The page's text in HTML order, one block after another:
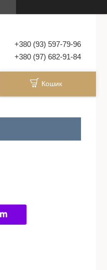
+380 (93) 597-79-96
+380 (97) 682-91-84
Кошик